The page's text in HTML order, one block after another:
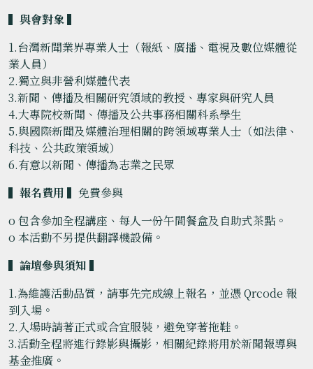
▍與會對象 ▍
1.台灣新聞業界專業人士（報紙、廣播、電視及數位媒體從
業人員）
2.獨立與非營利媒體代表
3.新聞、傳播及相關研究領域的教授、專家與研究人員
4.大專院校新聞、傳播及公共事務相關科系學生
5.與國際新聞及媒體治理相關的跨領域專業人士（如法律、
科技、公共政策領域）
6.有意以新聞、傳播為志業之民眾
▍報名費用 ▍ 免費參與
o 包含參加全程講座、每人一份午間餐盒及自助式茶點。
o 本活動不另提供翻譯機設備。
▍論壇參與須知 ▍
1.為維護活動品質，請事先完成線上報名，並憑 Qrcode 報
到入場。
2.入場時請著正式或合宜服裝，避免穿著拖鞋。
3.活動全程將進行錄影與攝影，相關紀錄將用於新聞報導與
基金推廣。